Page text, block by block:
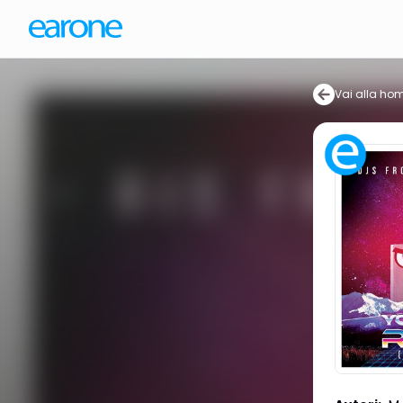
Vai alla